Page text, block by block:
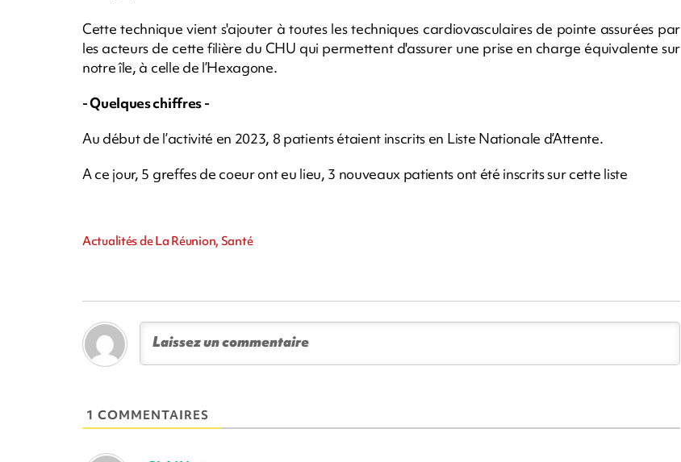
Cette technique vient s'ajouter à toutes les techniques cardiovasculaires de pointe assurées par
les acteurs de cette filière du CHU qui permettent d'assurer une prise en charge équivalente sur
notre île, à celle de l’Hexagone.
- Quelques chiffres -
Au début de l’activité en 2023, 8 patients étaient inscrits en Liste Nationale d’Attente.
A ce jour, 5 greffes de coeur ont eu lieu, 3 nouveaux patients ont été inscrits sur cette liste
Actualités de La Réunion, Santé
1 COMMENTAIRES